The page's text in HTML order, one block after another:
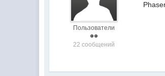
Пользователи
22 сообщений